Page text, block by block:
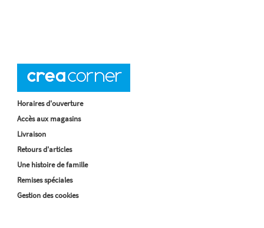
Horaires d'ouverture
Accès aux magasins
Livraison
Retours d'articles
Une histoire de famille
Remises spéciales
Gestion des cookies